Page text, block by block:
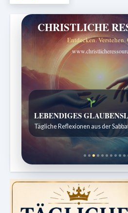
CHRISTLICHE
Entdecken. Verstehen.
Bibelgeschichten zum
Kindergeschichten für 7 bis 12